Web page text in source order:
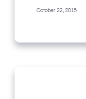
einziges
October 22, 2015